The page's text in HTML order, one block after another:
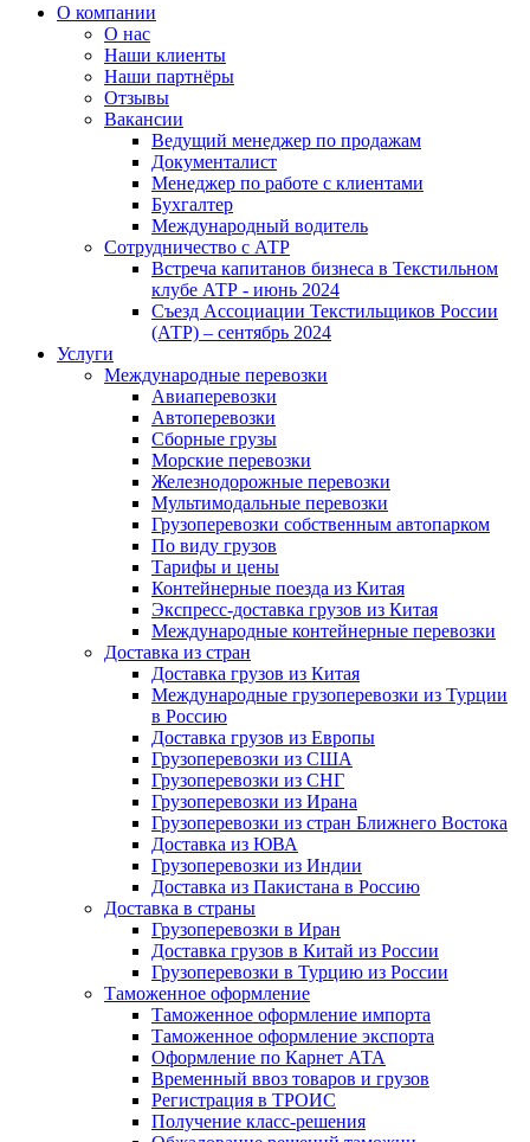
О компании
О нас
Наши клиенты
Наши партнёры
Отзывы
Вакансии
Ведущий менеджер по продажам
Документалист
Менеджер по работе с клиентами
Бухгалтер
Международный водитель
Сотрудничество с АТР
Встреча капитанов бизнеса в Текстильном
клубе АТР - июнь 2024
Съезд Ассоциации Текстильщиков России
(АТР) – сентябрь 2024
Услуги
Международные перевозки
Авиаперевозки
Автоперевозки
Сборные грузы
Морские перевозки
Железнодорожные перевозки
Мультимодальные перевозки
Грузоперевозки собственным автопарком
По виду грузов
Тарифы и цены
Контейнерные поезда из Китая
Экспресс-доставка грузов из Китая
Международные контейнерные перевозки
Доставка из стран
Доставка грузов из Китая
Международные грузоперевозки из Турции
в Россию
Доставка грузов из Европы
Грузоперевозки из США
Грузоперевозки из СНГ
Грузоперевозки из Ирана
Грузоперевозки из стран Ближнего Востока
Доставка из ЮВА
Грузоперевозки из Индии
Доставка из Пакистана в Россию
Доставка в страны
Грузоперевозки в Иран
Доставка грузов в Китай из России
Грузоперевозки в Турцию из России
Таможенное оформление
Таможенное оформление импорта
Таможенное оформление экспорта
Оформление по Карнет АТА
Временный ввоз товаров и грузов
Регистрация в ТРОИС
Получение класс-решения